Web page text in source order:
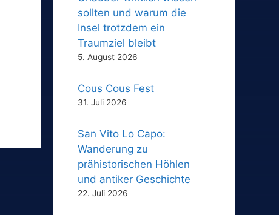
sollten und warum die
Insel trotzdem ein
Traumziel bleibt
5. August 2026
Cous Cous Fest
31. Juli 2026
San Vito Lo Capo:
Wanderung zu
prähistorischen Höhlen
und antiker Geschichte
22. Juli 2026